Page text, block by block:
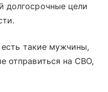
долгосрочные цели
такие мужчины,
отправиться на СВО,